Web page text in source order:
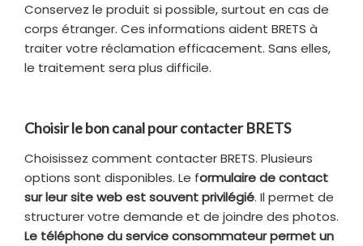
Conservez le produit si possible, surtout en cas de
corps étranger. Ces informations aident BRETS à
traiter votre réclamation efficacement. Sans elles,
le traitement sera plus difficile.
Choisir le bon canal pour contacter BRETS
Choisissez comment contacter BRETS. Plusieurs
options sont disponibles. Le formulaire de contact
sur leur site web est souvent privilégié. Il permet de
structurer votre demande et de joindre des photos.
Le téléphone du service consommateur permet un